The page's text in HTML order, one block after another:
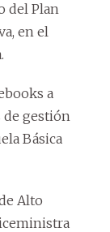
del Plan
en el
a
de gestión
Básica
Alto